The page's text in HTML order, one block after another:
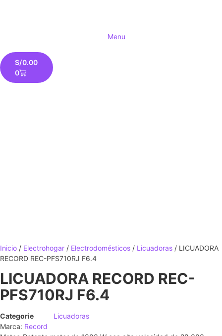
Menu
S/0.00
0
Inicio / Electrohogar / Electrodomésticos / Licuadoras / LICUADORA
RECORD REC-PFS710RJ F6.4
LICUADORA RECORD REC-
PFS710RJ F6.4
Categorie
Licuadoras
Marca: Record